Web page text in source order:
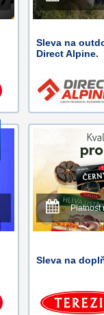
Sleva na
Direct Alpine.
Platnost
Sleva na